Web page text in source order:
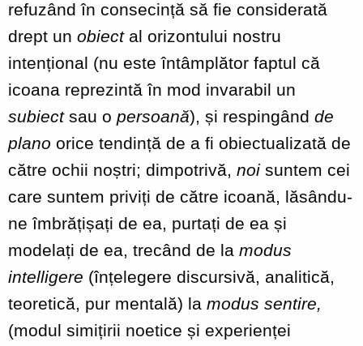
refuzând în consecință să fie considerată
drept un obiect al orizontului nostru
intențional (nu este întâmplător faptul că
icoana reprezintă în mod invarabil un
subiect sau o persoană), și respingând de
plano orice tendință de a fi obiectualizată de
către ochii noștri; dimpotrivă, noi suntem cei
care suntem priviți de către icoană, lăsându-
ne îmbrățișați de ea, purtați de ea și
modelați de ea, trecând de la modus
intelligere (înțelegere discursivă, analitică,
teoretică, pur mentală) la modus sentire,
(modul simițirii noetice și experienței